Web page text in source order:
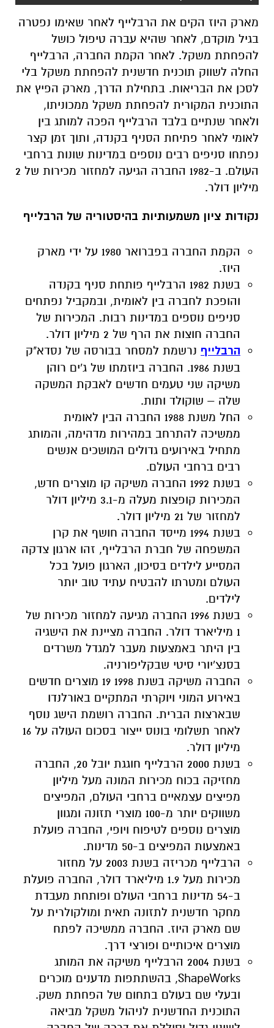
מארק היוז הקים את הרבלייף לאחר שאימו נפטרה
בגיל מוקדם, לאחר שהיא עברה טיפול כושל
להפחתת משקל. לאחר הקמת החברה, הרבלייף
החלה לשווק תוכנית חדשנית להפחתת משקל בלי
לסכן את הבריאות. בתחילת הדרך, מארק הפיץ את
התוכנית המקורית להפחתת משקל ממכוניתו,
ולאחר שנתיים בלבד הרבלייף הפכה למותג בין
לאומי לאחר פתיחת הסניף בקנדה, ותוך זמן קצר
נפתחו סניפים רבים נוספים במדינות שונות ברחבי
העולם. ב-1982 החברה הגיעה למחזור מכירות של 2
מיליון דולר.
נקודות ציון משמעותיות בהיסטוריה של הרבלייף
הקמת החברה בפברואר 1980 על ידי מארק
היוז.
בשנת 1982 הרבלייף פותחת סניף בקנדה
והופכת לחברה בין לאומית, ובמקביל נפתחים
סניפים נוספים במדינות רבות. המכירות של
החברה חוצות את הרף של 2 מיליון דולר.
הרבלייף נרשמת למסחר בבורסה של נסדא"ק
בשנת 1986. החברה ביוזמתו של ג'ים רוהן
משיקה שני טעמים חדשים לאבקת המשקה
שלה – שוקולד ותות.
החל משנת 1988 החברה הבין לאומית
ממשיכה להתרחב במהירות מדהימה, והמותג
מתחיל באירועים גדולים המושכים אנשים
רבים ברחבי העולם.
בשנת 1992 החברה משיקה קו מוצרים חדש,
המכירות קופצות מעלה מ-3.1 מיליון דולר
למחזור של 21 מיליון דולר.
בשנת 1994 מייסד החברה חושף את קרן
המשפחה של חברת הרבלייף, זהו ארגון צדקה
המסייע לילדים בסיכון, הארגון פועל בכל
העולם ומטרתו להבטיח עתיד טוב יותר
לילדים.
בשנת 1996 החברה מגיעה למחזור מכירות של
1 מיליארד דולר. החברה מציינת את הישגיה
בין היתר באמצעות מעבר למגדל משרדים
בסנצ'יורי סיטי שבקליפורניה.
החברה משיקה בשנת 1998 19 מוצרים חדשים
באירוע המוני ויוקרתי המתקיים באורלנדו
שבארצות הברית. החברה רושמת הישג נוסף
לאחר תשלומי בונוס ייצור בסכום העולה על 16
מיליון דולר.
בשנת 2000 הרבלייף חוגגת יובל 20, החברה
מחזיקה בכוח מכירות המונה מעל מיליון
מפיצים עצמאיים ברחבי העולם, המפיצים
משווקים יותר מ-100 מוצרי תזונה ומגוון
מוצרים נוספים לטיפוח ויופי, החברה פועלת
באמצעות המפיצים ב-50 מדינות.
הרבלייף מכריזה בשנת 2003 על מחזור
מכירות מעל 1.9 מיליארד דולר, החברה פועלת
ב-54 מדינות ברחבי העולם ופותחת מעבדת
מחקר חדשנית לתזונה תאית ומולקולרית על
שם מארק היוז. החברה ממשיכה לפתח
מוצרים איכותיים ופורצי דרך.
בשנת 2004 הרבלייף משיקה את המותג
ShapeWorks, בהשתתפות מדענים מוכרים
ובעלי שם בעולם בתחום של הפחתת משק.
התוכנית החדשנית לניהול משקל מביאה